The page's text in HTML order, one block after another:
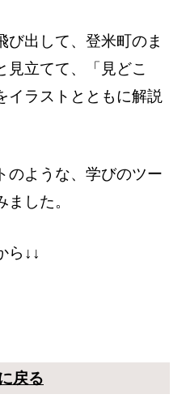
び出して、登米町のま
見立てて、「見どこ
イラストとともに解説
のような、学びのツー
した。
ら↓↓
戻る